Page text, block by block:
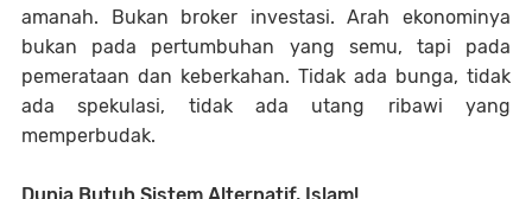
amanah. Bukan broker investasi. Arah ekonominya
bukan pada pertumbuhan yang semu, tapi pada
pemerataan dan keberkahan. Tidak ada bunga, tidak
ada spekulasi, tidak ada utang ribawi yang
memperbudak.